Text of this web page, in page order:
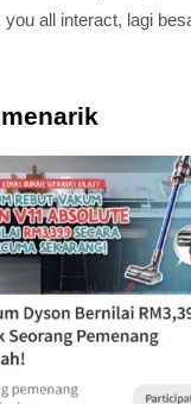
all interact, lagi